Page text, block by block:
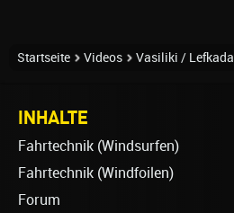
Startseite Videos Vasiliki / Lefkada
INHALTE
Fahrtechnik (Windsurfen)
Fahrtechnik (Windfoilen)
Forum